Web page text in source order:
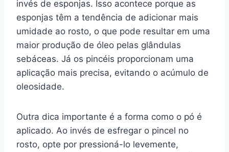
invés de esponjas. Isso acontece porque as
esponjas têm a tendência de adicionar mais
umidade ao rosto, o que pode resultar em uma
maior produção de óleo pelas glândulas
sebáceas. Já os pincéis proporcionam uma
aplicação mais precisa, evitando o acúmulo de
oleosidade.
Outra dica importante é a forma como o pó é
aplicado. Ao invés de esfregar o pincel no
rosto, opte por pressioná-lo levemente,